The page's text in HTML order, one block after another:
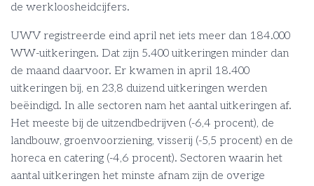
de werkloosheidcijfers.
UWV registreerde eind april net iets meer dan 184.000
WW-uitkeringen. Dat zijn 5.400 uitkeringen minder dan
de maand daarvoor. Er kwamen in april 18.400
uitkeringen bij, en 23,8 duizend uitkeringen werden
beëindigd. In alle sectoren nam het aantal uitkeringen af.
Het meeste bij de uitzendbedrijven (-6,4 procent), de
landbouw, groenvoorziening, visserij (-5,5 procent) en de
horeca en catering (-4,6 procent). Sectoren waarin het
aantal uitkeringen het minste afnam zijn de overige